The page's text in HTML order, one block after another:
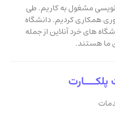
نویسی مشغول به کاریم. طی
همکاری کردیم. دانشگاه
های خرد آنلاین از جمله
ما هستند.